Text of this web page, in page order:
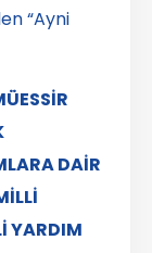
“Ayni
DAİR
YARDIM